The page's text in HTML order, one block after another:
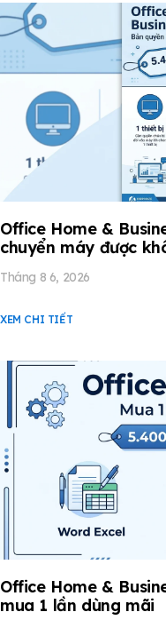
Office Home &
chuyển máy được
Tháng 8 6, 2026
XEM CHI TIẾT
Office Home &
mua 1 lần dùng mãi